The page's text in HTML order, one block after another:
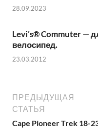
28.09.2023
Levi’s® Commuter —
велосипед.
23.03.2012
ПРЕДЫДУЩАЯ
СТАТЬЯ
Cape Pioneer Trek 18-